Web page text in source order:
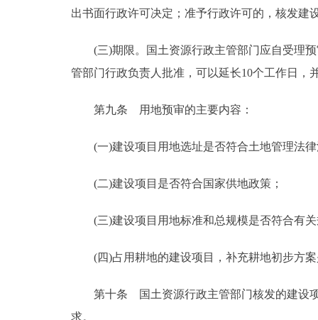
出书面行政许可决定；准予行政许可的，核发建
(三)期限。国土资源行政主管部门应自受理预
管部门行政负责人批准，可以延长10个工作日，
第九条 用地预审的主要内容：
(一)建设项目用地选址是否符合土地管理法律
(二)建设项目是否符合国家供地政策；
(三)建设项目用地标准和总规模是否符合有关
(四)占用耕地的建设项目，补充耕地初步方案
第十条 国土资源行政主管部门核发的建设项
求。